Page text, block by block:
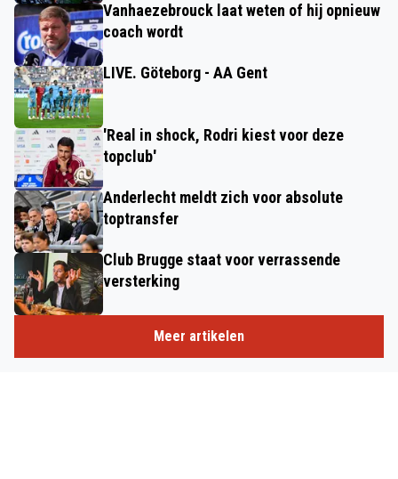
Vanhaezebrouck laat weten of hij opnieuw
coach wordt
LIVE. Göteborg - AA Gent
'Real in shock, Rodri kiest voor deze
topclub'
Anderlecht meldt zich voor absolute
toptransfer
Club Brugge staat voor verrassende
versterking
Meer artikelen